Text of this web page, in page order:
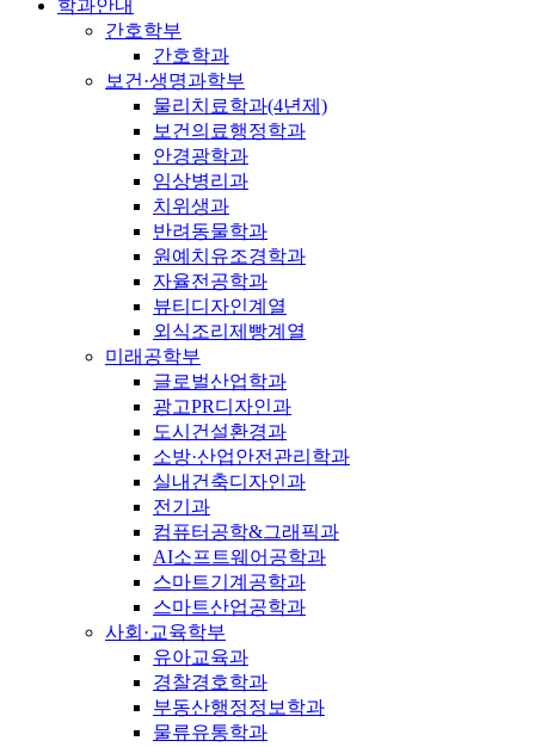
학과안내
간호학부
간호학과
보건·생명과학부
물리치료학과(4년제)
보건의료행정학과
안경광학과
임상병리과
치위생과
반려동물학과
원예치유조경학과
자율전공학과
뷰티디자인계열
외식조리제빵계열
미래공학부
글로벌산업학과
광고PR디자인과
도시건설환경과
소방·산업안전관리학과
실내건축디자인과
전기과
컴퓨터공학&그래픽과
AI소프트웨어공학과
스마트기계공학과
스마트산업공학과
사회·교육학부
유아교육과
경찰경호학과
부동산행정정보학과
물류유통학과